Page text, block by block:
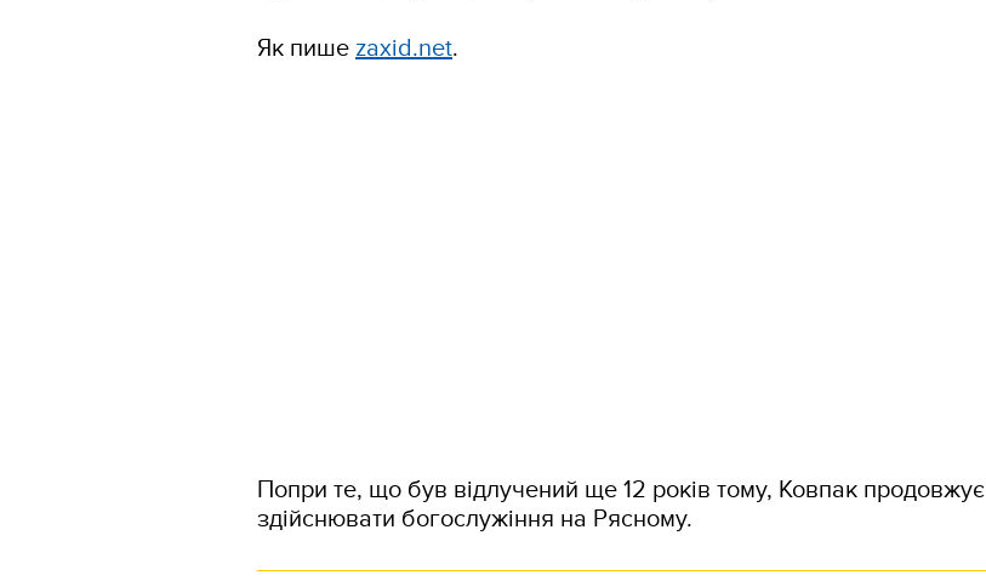
Як пише zaxid.net.
Попри те, що був відлучений ще 12 років тому, Ковпак продовжує
здійснювати богослужіння на Рясному.